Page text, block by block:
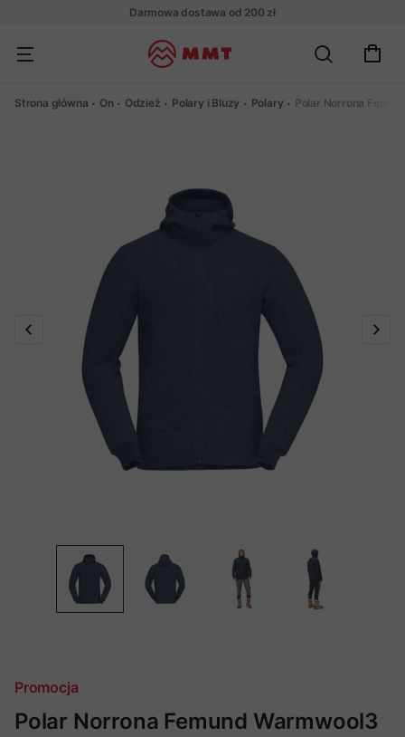
Darmowa dostawa od 200 zł
Strona główna On Odzież Polary i Bluzy Polary Polar Norrona
Promocja
Polar Norrona Femund Warmwool3